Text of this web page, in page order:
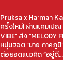
Pruksa x Harman
ครั้งใหม่! ผ่านแคมเปญ
VIBE” ส่ง “MELODY
หนุ่มฮอต “มาย ภาคภูมิ
ต่อยอดแนวคิด “อยู่ดี